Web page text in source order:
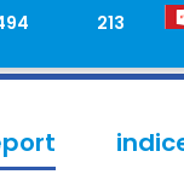
213